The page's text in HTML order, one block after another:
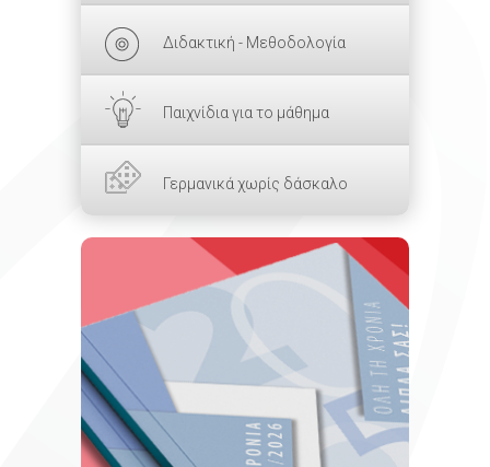
Διδακτική - Μεθοδολογία
Παιχνίδια για το μάθημα
Γερμανικά χωρίς δάσκαλο